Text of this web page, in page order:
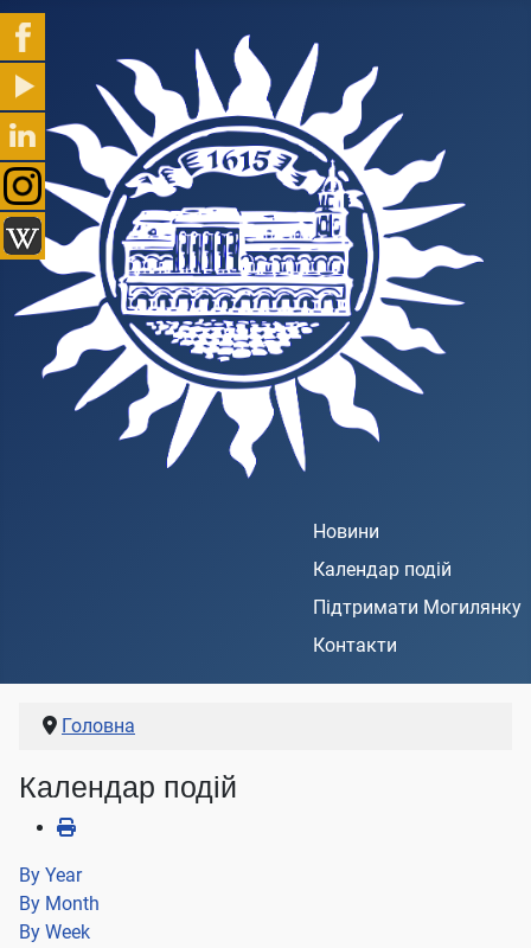
Новини
Календар подій
Підтримати Могилянку
Контакти
Головна
Календар подій
By Year
By Month
By Week